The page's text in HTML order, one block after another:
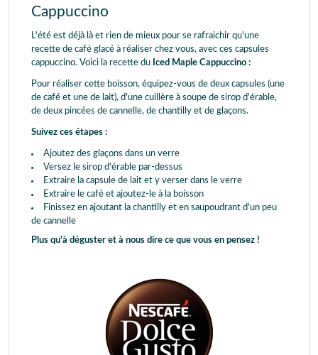
Cappuccino
L'été est déjà là et rien de mieux pour se rafraichir qu'une
recette de café glacé à réaliser chez vous, avec ces capsules
cappuccino. Voici la recette du Iced Maple Cappuccino :
Pour réaliser cette boisson, équipez-vous de deux capsules (une
de café et une de lait), d'une cuillère à soupe de sirop d'érable,
de deux pincées de cannelle, de chantilly et de glaçons.
Suivez ces étapes :
Ajoutez des glaçons dans un verre
Versez le sirop d'érable par-dessus
Extraire la capsule de lait et y verser dans le verre
Extraire le café et ajoutez-le à la boisson
Finissez en ajoutant la chantilly et en saupoudrant d'un peu
de cannelle
Plus qu'à déguster et à nous dire ce que vous en pensez !